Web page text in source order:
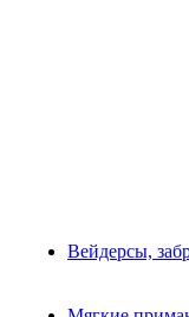
Вейдерсы,